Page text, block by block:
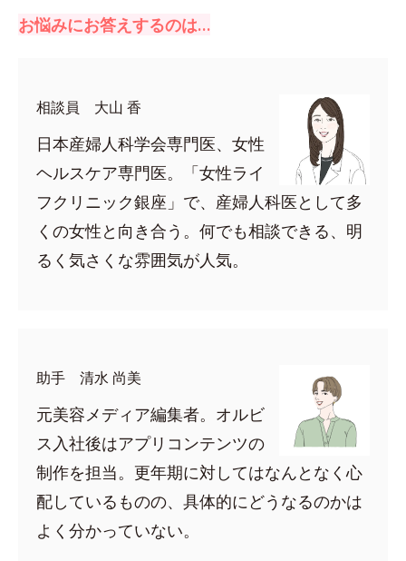
お悩みにお答えするのは…
相談員 大山 香
日本産婦人科学会専門医、女性
ヘルスケア専門医。「女性ライ
フクリニック銀座」で、産婦人科医として多
くの女性と向き合う。何でも相談できる、明
るく気さくな雰囲気が人気。
助手 清水 尚美
元美容メディア編集者。オルビ
ス入社後はアプリコンテンツの
制作を担当。更年期に対してはなんとなく心
配しているものの、具体的にどうなるのかは
よく分かっていない。